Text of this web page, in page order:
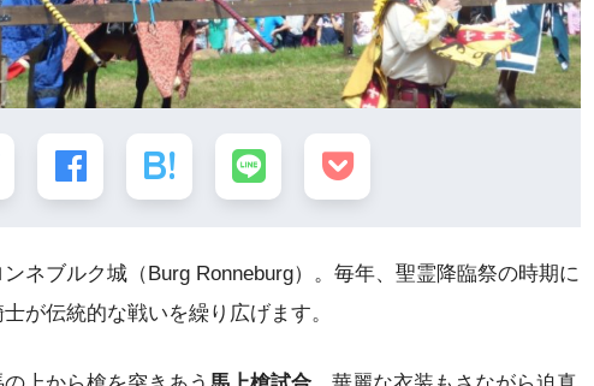
ネブルク城（Burg Ronneburg）。毎年、聖霊降臨祭の時期に
が伝統的な戦いを繰り広げます。